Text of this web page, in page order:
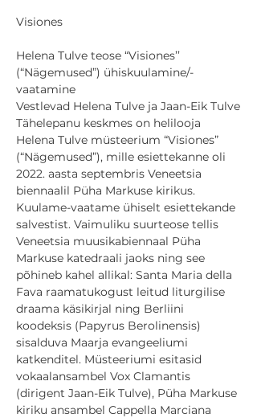
Helena Tulve teose “Visiones’’
(“Nägemused”) ühiskuulamine/-
vaatamine
Vestlevad Helena Tulve ja Jaan-Eik Tulve
Tähelepanu keskmes on helilooja
Helena Tulve müsteerium “Visiones”
(“Nägemused”), mille esiettekanne oli
2022. aasta septembris Veneetsia
biennaalil Püha Markuse kirikus.
Kuulame-vaatame ühiselt esiettekande
salvestist. Vaimuliku suurteose tellis
Veneetsia muusikabiennaal Püha
Markuse katedraali jaoks ning see
põhineb kahel allikal: Santa Maria della
Fava raamatukogust leitud liturgilise
draama käsikirjal ning Berliini
koodeksis (Papyrus Berolinensis)
sisalduva Maarja evangeeliumi
katkenditel. Müsteeriumi esitasid
vokaalansambel Vox Clamantis
(dirigent Jaan-Eik Tulve), Püha Markuse
kiriku ansambel Cappella Marciana